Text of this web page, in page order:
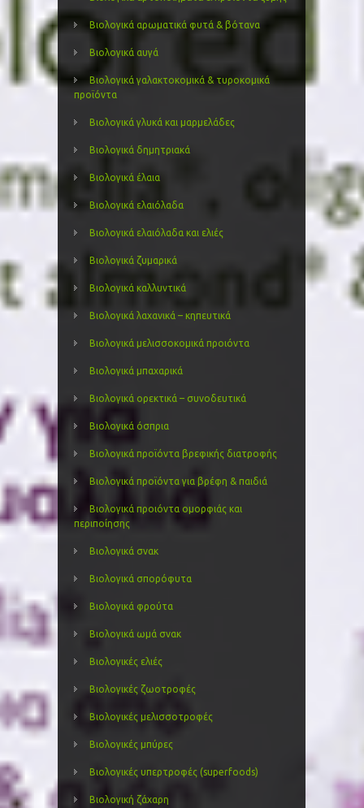
Βιολογικά αρωματικά φυτά & βότανα
Βιολογικά αυγά
Βιολογικά γαλακτοκομικά & τυροκομικά
προϊόντα
Βιολογικά γλυκά και μαρμελάδες
Βιολογικά δημητριακά
Βιολογικά έλαια
Βιολογικά ελαιόλαδα
Βιολογικά ελαιόλαδα και ελιές
Βιολογικά ζυμαρικά
Βιολογικά καλλυντικά
Βιολογικά λαχανικά – κηπευτικά
Βιολογικά μελισσοκομικά προιόντα
Βιολογικά μπαχαρικά
Βιολογικά ορεκτικά – συνοδευτικά
Βιολογικά όσπρια
Βιολογικά προϊόντα βρεφικής διατροφής
Βιολογικά προϊόντα για βρέφη & παιδιά
Βιολογικά προιόντα ομορφιάς και
περιποίησης
Βιολογικά σνακ
Βιολογικά σπορόφυτα
Βιολογικά φρούτα
Βιολογικά ωμά σνακ
Βιολογικές ελιές
Βιολογικές ζωοτροφές
Βιολογικές μελισσοτροφές
Βιολογικές μπύρες
Βιολογικές υπερτροφές (superfoods)
Βιολογική ζάχαρη